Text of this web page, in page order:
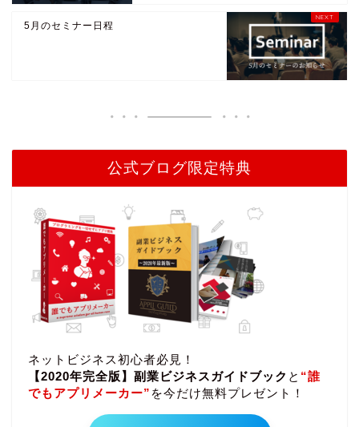
5月のセミナー日程
公式ブログ限定特典
ネットビジネス初心者必見！
【2020年完全版】副業ビジネスガイドブック と “誰
でもアプリメーカー” を今だけ無料プレゼント！